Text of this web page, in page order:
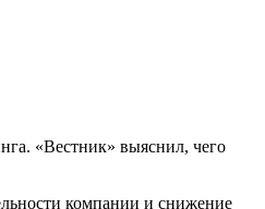
«Вестник» выяснил, чего
компании и снижение